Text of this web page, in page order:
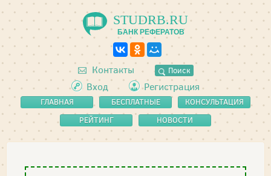
STUDRB.RU
БАНК РЕФЕРАТОВ
Контакты Поиск
Вход Регистрация
ГЛАВНАЯ
БЕСПЛАТНЫЕ
РЕФЕРАТЫ
КОНСУЛЬТАЦИЯ
РЕЙТИНГ
НОВОСТИ